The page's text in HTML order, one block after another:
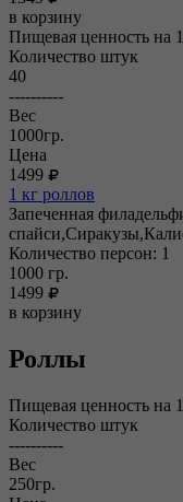
в корзину
Пищевая ценность на
Количество штук
40
----------
Вес
1000гр.
Цена
1499
1 кг роллов
Запеченная
Количество персон: 1
1000 гр.
1499
в корзину
Роллы
Пищевая ценность на
Количество штук
----------
Вес
250гр.